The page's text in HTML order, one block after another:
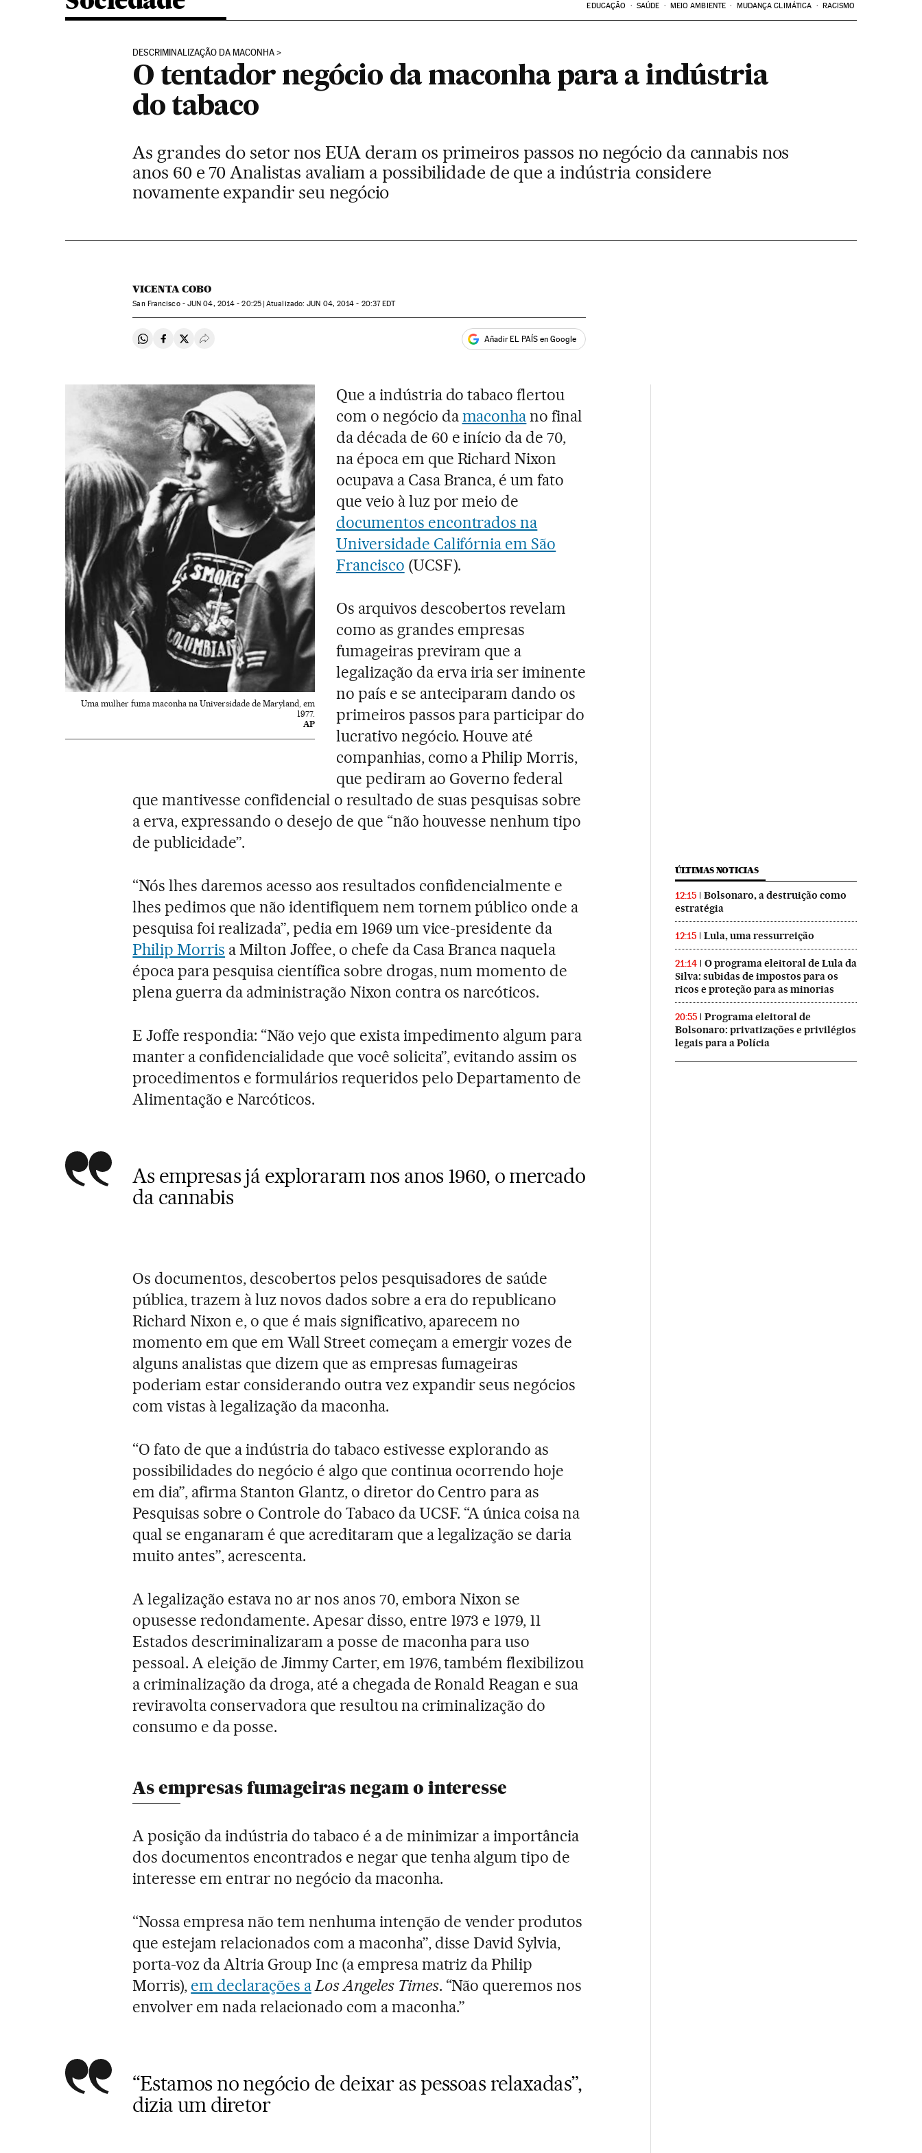
EDUCAÇÃO SAÚDE MEIO AMBIENTE MUDANÇA CLIMÁTICA RACISMO
DESCRIMINALIZAÇÃO DA MACONHA
O tentador negócio da maconha para a indústria
do tabaco
As grandes do setor nos EUA deram os primeiros passos no negócio da cannabis nos
anos 60 e 70 Analistas avaliam a possibilidade de que a indústria considere
novamente expandir seu negócio
VICENTA COBO
San Francisco - JUN 04, 2014 - 20:25 atualizado: JUN 04, 2014 - 20:37EDT
Compartir en Whatsapp
Compartir en Facebook
Compartir en Twitter
Desplegar Redes Sociales Añadir EL PAÍS en Google
Uma mulher fuma maconha na Universidade de Maryland, em
1977.
AP
Que a indústria do tabaco flertou
com o negócio damaconhano final
da década de 60 e início da de 70,
na época em que Richard Nixon
ocupava a Casa Branca, é um fato
que veio à luz por meio de
documentos encontrados na
Universidade Califórnia em São
Francisco (UCSF).
Os arquivos descobertos revelam
como as grandes empresas
fumageiras previram que a
legalização da erva iria ser iminente
no país e se anteciparam dando os
primeiros passos para participar do
lucrativo negócio. Houve até
companhias, como a Philip Morris,
que pediram ao Governo federal
que mantivesse confidencial o resultado de suas pesquisas sobre
a erva, expressando o desejo de que “não houvesse nenhum tipo
de publicidade”.
“Nós lhes daremos acesso aos resultados confidencialmente e
lhes pedimos que não identifiquem nem tornem público onde a
pesquisa foi realizada”, pedia em 1969 um vice-presidente da
Philip Morris a Milton Joffee, o chefe da Casa Branca naquela
época para pesquisa científica sobre drogas, num momento de
plena guerra da administração Nixon contra os narcóticos.
E Joffe respondia: “Não vejo que exista impedimento algum para
manter a confidencialidade que você solicita”, evitando assim os
procedimentos e formulários requeridos pelo Departamento de
Alimentação e Narcóticos.
As empresas já exploraram nos anos 1960, o mercado
da cannabis
Os documentos, descobertos pelos pesquisadores de saúde
pública, trazem à luz novos dados sobre a era do republicano
Richard Nixon e, o que é mais significativo, aparecem no
momento em que em Wall Street começam a emergir vozes de
alguns analistas que dizem que as empresas fumageiras
poderiam estar considerando outra vez expandir seus negócios
com vistas à legalização da maconha.
“O fato de que a indústria do tabaco estivesse explorando as
possibilidades do negócio é algo que continua ocorrendo hoje
em dia”, afirma Stanton Glantz, o diretor do Centro para as
Pesquisas sobre o Controle do Tabaco da UCSF. “A única coisa na
qual se enganaram é que acreditaram que a legalização se daria
muito antes”, acrescenta.
A legalização estava no ar nos anos 70, embora Nixon se
opusesse redondamente. Apesar disso, entre 1973 e 1979, 11
Estados descriminalizaram a posse de maconha para uso
pessoal. A eleição de Jimmy Carter, em 1976, também flexibilizou
a criminalização da droga, até a chegada de Ronald Reagan e sua
reviravolta conservadora que resultou na criminalização do
consumo e da posse.
As empresas fumageiras negam o interesse
A posição da indústria do tabaco é a de minimizar a importância
dos documentos encontrados e negar que tenha algum tipo de
interesse em entrar no negócio da maconha.
“Nossa empresa não tem nenhuma intenção de vender produtos
que estejam relacionados com a maconha”, disse David Sylvia,
porta-voz da Altria Group Inc (a empresa matriz da Philip
Morris), em declarações aLos Angeles Times. “Não queremos nos
envolver em nada relacionado com a maconha.”
“Estamos no negócio de deixar as pessoas relaxadas”,
dizia um diretor
ÚLTIMAS NOTICIAS
12:15
Bolsonaro, a destruição como
estratégia
12:15 Lula, uma ressurreição
21:14
O programa eleitoral de Lula da
Silva: subidas de impostos para os
ricos e proteção para as minorias
20:55
Programa eleitoral de
Bolsonaro: privatizações e privilégios
legais para a Polícia